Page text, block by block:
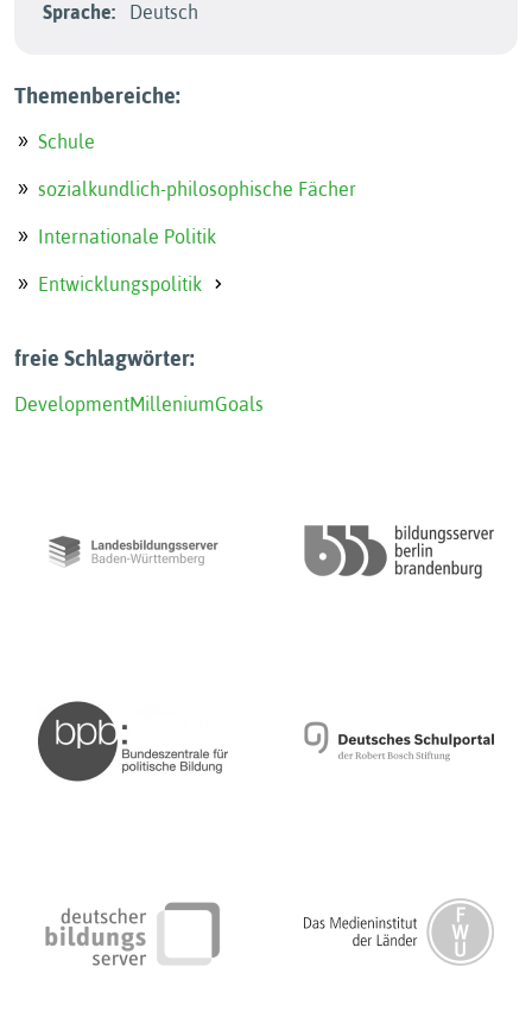
Sprache:
Deutsch
Themenbereiche:
Schule
sozialkundlich-philosophische Fächer
Internationale Politik
Entwicklungspolitik
freie Schlagwörter:
DevelopmentMilleniumGoals